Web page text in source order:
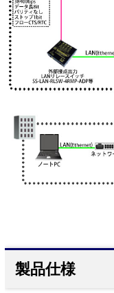
製品仕様